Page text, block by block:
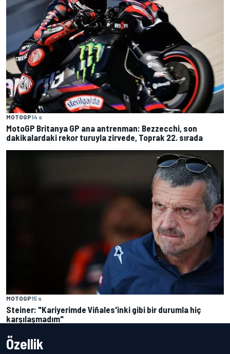
MOTOGP14 s
MotoGP Britanya GP ana antrenman: Bezzecchi, son
dakikalardaki rekor turuyla zirvede, Toprak 22. sırada
MOTOGP15 s
Steiner: "Kariyerimde Viñales'inki gibi bir durumla hiç
karşılaşmadım"
Özellik